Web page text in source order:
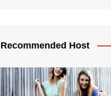
Recommended Host